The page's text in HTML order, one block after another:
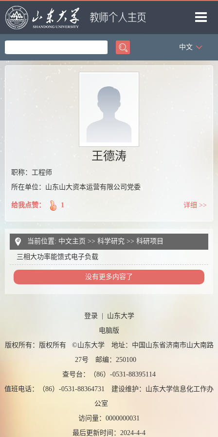
首页
中文
王德涛
职称：工程师
所在单位：山东山大资本运营有限公司党委
给我点赞： 1 详细 >>
当前位置: 中文主页 >> 科学研究 >> 科研项目
三相大功率能馈式电子负载
没有更多内容了
登录| 山东大学
电脑版
版权所有：版权所有 ©山东大学 地址：中国山东省济南市山大南路
27号 邮编：250100
查号台：（86）-0531-88395114
值班电话：（86）-0531-88364731 建设维护：山东大学信息化工作办
公室
访问量： 0000000031
最后更新时间： 2024-4-4